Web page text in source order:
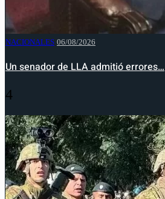
NACIONALES 06/08/2026
Un senador de LLA admitió errores…
4